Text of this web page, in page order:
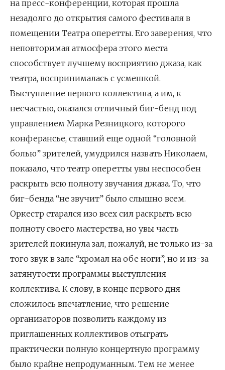
на пресс-конференции, которая прошла
незадолго до открытия самого фестиваля в
помещении Театра оперетты. Его заверения, что
неповторимая атмосфера этого места
способствует лучшему восприятию джаза, как
театра, воспринималась с усмешкой.
Выступление первого коллектива, а им, к
несчастью, оказался отличный биг-бенд под
управлением Марка Резницкого, которого
конферансье, ставший еще одной “головной
болью” зрителей, умудрился назвать Николаем,
показало, что театр оперетты увы неспособен
раскрыть всю полноту звучания джаза. То, что
биг-бенда “не звучит” было слышно всем.
Оркестр старался изо всех сил раскрыть всю
полноту своего мастерства, но увы часть
зрителей покинула зал, пожалуй, не только из-за
того звук в зале “хромал на обе ноги”, но и из-за
затянутости программы выступления
коллектива. К слову, в конце первого дня
сложилось впечатление, что решение
организаторов позволить каждому из
приглашенных коллективов отыграть
практически полную концертную программу
было крайне непродуманным. Тем не менее